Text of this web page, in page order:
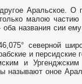
Аральское. О
малою частию
названия сии
северной
и персидские
и Ургенджским
называют оное